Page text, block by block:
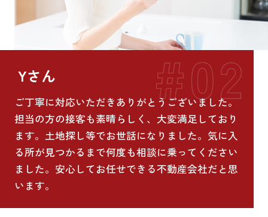
Yさん
ご丁寧に対応いただきありがとうございました。
担当の方の接客も素晴らしく、大変満足しており
ます。土地探し等でお世話になりました。気に入
る所が見つかるまで何度も相談に乗ってください
ました。安心してお任せできる不動産会社だと思
います。